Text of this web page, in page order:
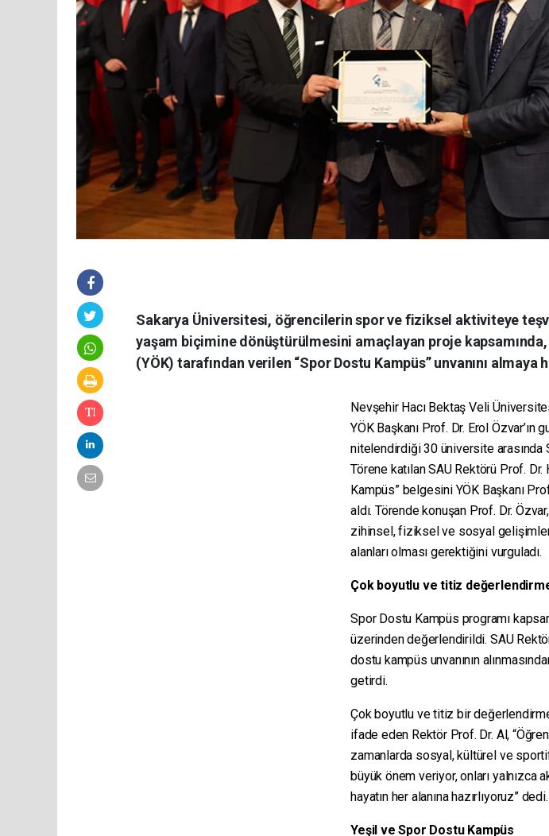
Sakarya Üniversitesi, öğrencilerin spor ve fiziksel aktiviteye
yaşam biçimine dönüştürülmesini amaçlayan proje
(YÖK) tarafından verilen “Spor Dostu Kampüs” unvanını almaya
Nevşehir Hacı Bektaş Veli
YÖK Başkanı Prof. Dr. Erol Özvar’ın
nitelendirdiği 30 üniversite arasında
Törene katılan SAU Rektörü Prof.
Kampüs” belgesini YÖK Başkanı
aldı. Törende konuşan Prof. Dr.
zihinsel, fiziksel ve sosyal
alanları olması gerektiğini vurguladı.
Çok boyutlu ve titiz
Spor Dostu Kampüs programı
üzerinden değerlendirildi. SAU
dostu kampüs unvanının
getirdi.
Çok boyutlu ve titiz bir
ifade eden Rektör Prof. Dr. Al,
zamanlarda sosyal, kültürel ve
büyük önem veriyor, onları yalnızca
hayatın her alanına hazırlıyoruz” dedi.
Yeşil ve Spor Dostu Kampüs